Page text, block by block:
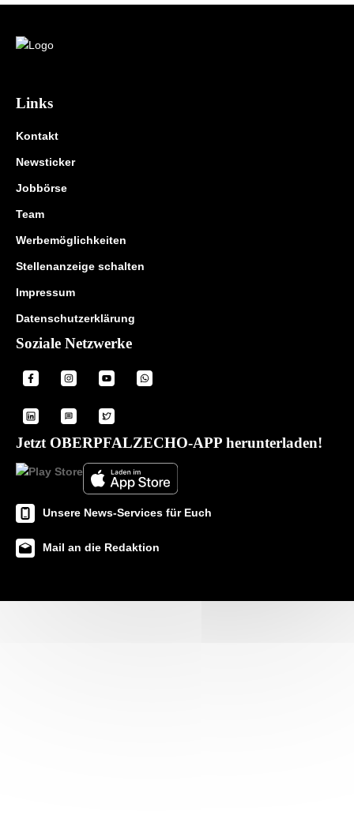
Links
Kontakt
Newsticker
Jobbörse
Team
Werbemöglichkeiten
Stellenanzeige schalten
Impressum
Datenschutzerklärung
Soziale Netzwerke
Jetzt OBERPFALZECHO-APP herunterladen!
Unsere News-Services für Euch
Mail an die Redaktion